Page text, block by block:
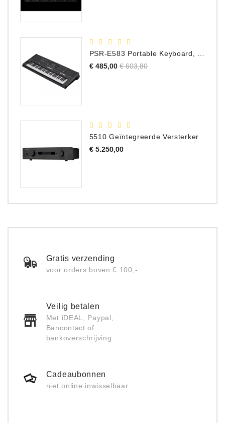
€ 485,00 Normale
€ 603,80Prijs
5510 Geïntegreerde Versterker
€ 5.250,00Prijs
Gratis verzending
voor orders boven € 100,-
Veilig betalen
Met iDEAL, Paypal,
Bancontact of
bankoverschrijving
Cadeaubonnen
niet online inwisselbaar